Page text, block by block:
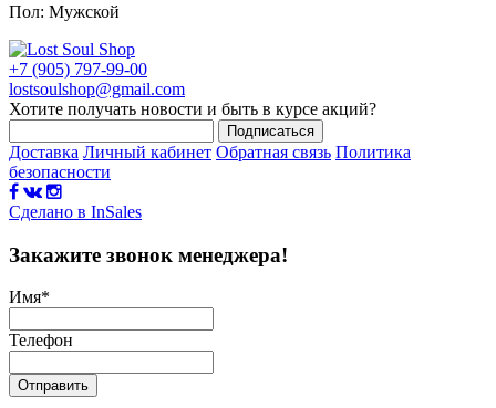
Пол: Мужской
+7 (905) 797-99-00
lostsoulshop@gmail.com
Хотите получать новости и быть в курсе акций?
Подписаться
Доставка Личный кабинет Обратная связь Политика
безопасности
Сделано в InSales
Закажите звонок менеджера!
Имя*
Телефон
Отправить